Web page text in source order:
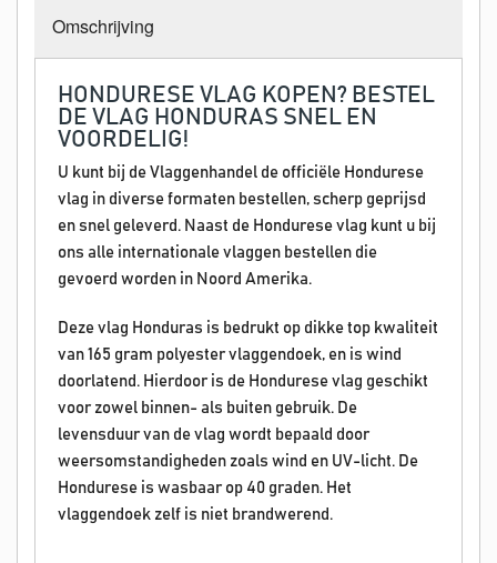
Omschrijving
HONDURESE VLAG KOPEN? BESTEL
DE VLAG HONDURAS SNEL EN
VOORDELIG!
U kunt bij de Vlaggenhandel de officiële Hondurese
vlag in diverse formaten bestellen, scherp geprijsd
en snel geleverd. Naast de Hondurese vlag kunt u bij
ons alle internationale vlaggen bestellen die
gevoerd worden in Noord Amerika.
Deze vlag Honduras is bedrukt op dikke top kwaliteit
van 165 gram polyester vlaggendoek, en is wind
doorlatend. Hierdoor is de Hondurese vlag geschikt
voor zowel binnen- als buiten gebruik. De
levensduur van de vlag wordt bepaald door
weersomstandigheden zoals wind en UV-licht. De
Hondurese is wasbaar op 40 graden. Het
vlaggendoek zelf is niet brandwerend.